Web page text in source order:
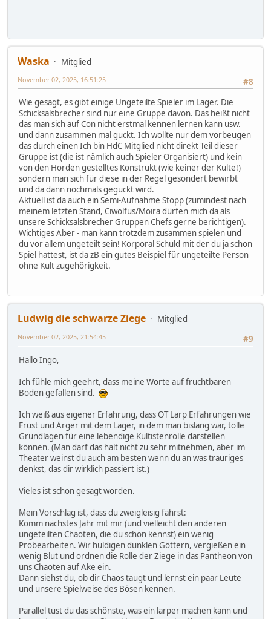
Waska
Mitglied
#8
November 02, 2025, 16:51:25
Wie gesagt, es gibt einige Ungeteilte Spieler im Lager. Die
Schicksalsbrecher sind nur eine Gruppe davon. Das heißt nicht
das man sich auf Con nicht erstmal kennen lernen kann usw.
und dann zusammen mal guckt. Ich wollte nur dem vorbeugen
das durch einen Ich bin HdC Mitglied nicht direkt Teil dieser
Gruppe ist (die ist nämlich auch Spieler Organisiert) und kein
von den Horden gestelltes Konstrukt (wie keiner der Kulte!)
sondern man sich für diese in der Regel gesondert bewirbt
und da dann nochmals geguckt wird.
Aktuell ist da auch ein Semi-Aufnahme Stopp (zumindest nach
meinem letzten Stand, Ciwolfus/Moira dürfen mich da als
unsere Schicksalsbrecher Gruppen Chefs gerne berichtigen).
Wichtiges Aber - man kann trotzdem zusammen spielen und
du vor allem ungeteilt sein! Korporal Schuld mit der du ja schon
Spiel hattest, ist da zB ein gutes Beispiel für ungeteilte Person
ohne Kult zugehörigkeit.
Ludwig die schwarze Ziege
Mitglied
#9
November 02, 2025, 21:54:45
Hallo Ingo,
Ich fühle mich geehrt, dass meine Worte auf fruchtbaren
Boden gefallen sind.
Ich weiß aus eigener Erfahrung, dass OT Larp Erfahrungen wie
Frust und Ärger mit dem Lager, in dem man bislang war, tolle
Grundlagen für eine lebendige Kultistenrolle darstellen
können. (Man darf das halt nicht zu sehr mitnehmen, aber im
Theater weinst du auch am besten wenn du an was trauriges
denkst, das dir wirklich passiert ist.)
Vieles ist schon gesagt worden.
Mein Vorschlag ist, dass du zweigleisig fährst:
Komm nächstes Jahr mit mir (und vielleicht den anderen
ungeteilten Chaoten, die du schon kennst) ein wenig
Probearbeiten. Wir huldigen dunklen Göttern, vergießen ein
wenig Blut und ordnen die Rolle der Ziege in das Pantheon von
uns Chaoten auf Ake ein.
Dann siehst du, ob dir Chaos taugt und lernst ein paar Leute
und unsere Spielweise des Bösen kennen.
Parallel tust du das schönste, was ein larper machen kann und